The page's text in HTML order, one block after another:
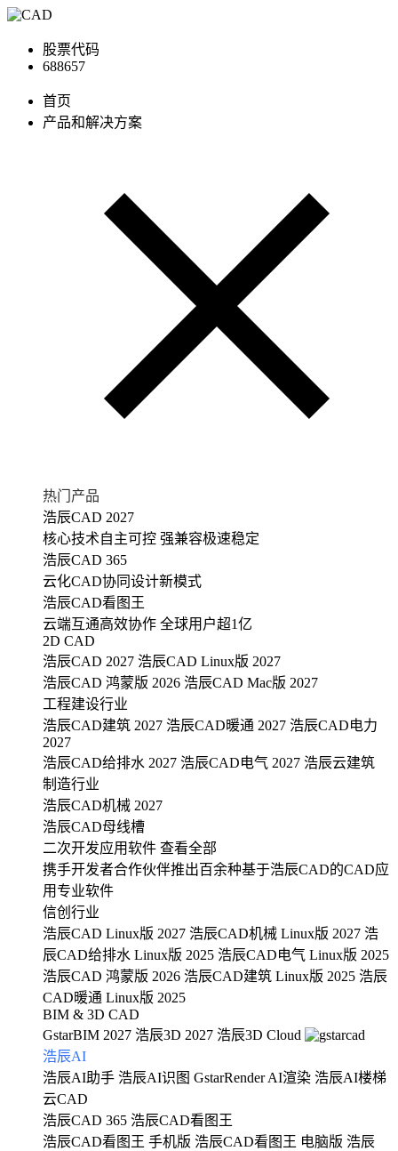
股票代码
688657
首页
产品和解决方案
热门产品
浩辰CAD 2027
核心技术自主可控 强兼容极速稳定
浩辰CAD 365
云化CAD协同设计新模式
浩辰CAD看图王
云端互通高效协作 全球用户超1亿
2D CAD
浩辰CAD 2027 浩辰CAD Linux版 2027
浩辰CAD 鸿蒙版 2026 浩辰CAD Mac版 2027
工程建设行业
浩辰CAD建筑 2027 浩辰CAD暖通 2027 浩辰CAD电力
2027
浩辰CAD给排水 2027 浩辰CAD电气 2027 浩辰云建筑
制造行业
浩辰CAD机械 2027
浩辰CAD母线槽
二次开发应用软件 查看全部
携手开发者合作伙伴推出百余种基于浩辰CAD的CAD应
用专业软件
信创行业
浩辰CAD Linux版 2027 浩辰CAD机械 Linux版 2027 浩
辰CAD给排水 Linux版 2025 浩辰CAD电气 Linux版 2025
浩辰CAD 鸿蒙版 2026 浩辰CAD建筑 Linux版 2025 浩辰
CAD暖通 Linux版 2025
BIM & 3D CAD
GstarBIM 2027 浩辰3D 2027 浩辰3D Cloud
浩辰AI
浩辰AI助手 浩辰AI识图 GstarRender AI渲染 浩辰AI楼梯
云CAD
浩辰CAD 365 浩辰CAD看图王
浩辰CAD看图王 手机版 浩辰CAD看图王 电脑版 浩辰